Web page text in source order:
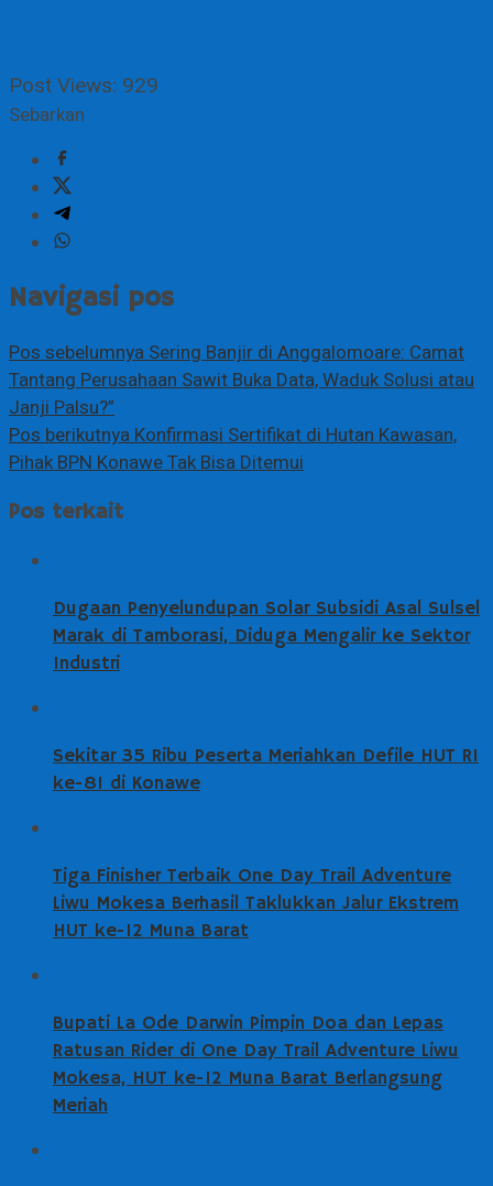
Post Views: 929
Sebarkan
Navigasi pos
Pos sebelumnyaSering Banjir di Anggalomoare: Camat
Tantang Perusahaan Sawit Buka Data, Waduk Solusi atau
Janji Palsu?”
Pos berikutnyaKonfirmasi Sertifikat di Hutan Kawasan,
Pihak BPN Konawe Tak Bisa Ditemui
Pos terkait
Dugaan Penyelundupan Solar Subsidi Asal Sulsel
Marak di Tamborasi, Diduga Mengalir ke Sektor
Industri
Sekitar 35 Ribu Peserta Meriahkan Defile HUT RI
ke-81 di Konawe
Tiga Finisher Terbaik One Day Trail Adventure
Liwu Mokesa Berhasil Taklukkan Jalur Ekstrem
HUT ke-12 Muna Barat
Bupati La Ode Darwin Pimpin Doa dan Lepas
Ratusan Rider di One Day Trail Adventure Liwu
Mokesa, HUT ke-12 Muna Barat Berlangsung
Meriah